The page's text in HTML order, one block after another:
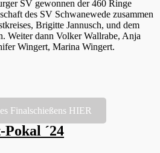
SV gewonnen der 460 Ringe
des SV Schwanewede zusammen
Brigitte Jannusch, und dem
Weiter dann Volker Wallrabe, Anja
Wingert, Marina Wingert.
Finalschießens HIER
Pokal ´24